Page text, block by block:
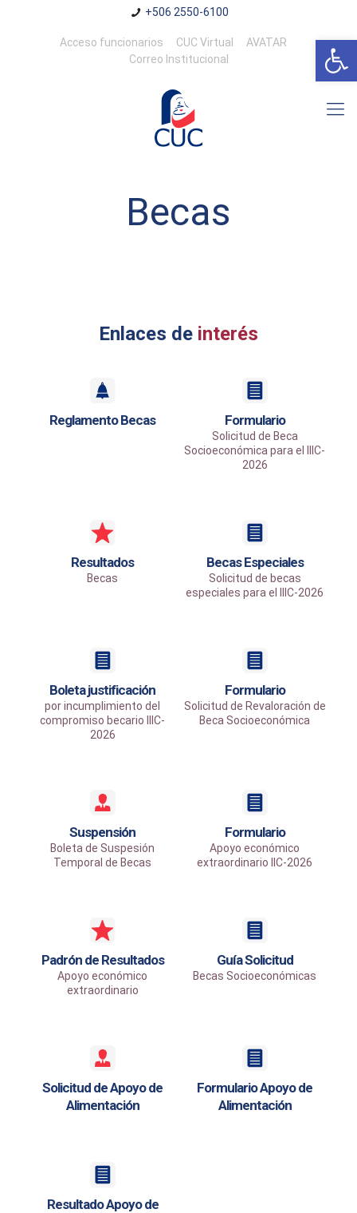
Abrir
+506 2550-6100
Acceso funcionarios CUC Virtual
AVATAR
Correo Institucional
Becas
Enlaces de interés
Reglamento Becas Formulario
Solicitud de Beca
Socioeconómica para el IIIC-
2026
Resultados
Becas
Becas Especiales
Solicitud de becas
especiales para el IIIC-2026
Boleta justificación
por incumplimiento del
compromiso becario IIIC-
2026
Formulario
Solicitud de Revaloración de
Beca Socioeconómica
Suspensión
Boleta de Suspesión
Temporal de Becas
Formulario
Apoyo económico
extraordinario IIC-2026
Padrón de Resultados
Apoyo económico
extraordinario
Guía Solicitud
Becas Socioeconómicas
Solicitud de Apoyo de
Alimentación
Formulario Apoyo de
Alimentación
Resultado Apoyo de